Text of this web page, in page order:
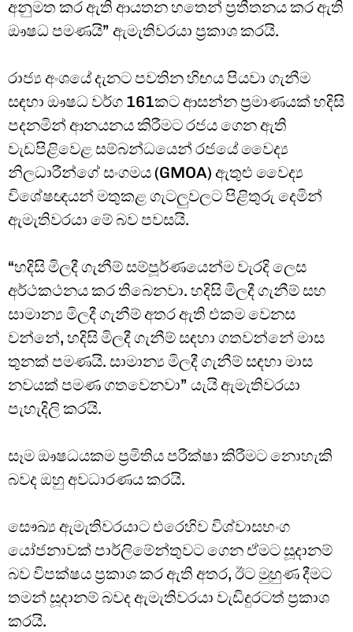
අනුමත කර ඇති ආයතන හතෙන් ප්‍රතීතනය කර ඇති
ඖෂධ පමණයි” ඇමැතිවරයා ප්‍රකාශ කරයි.
රාජ්‍ය අංශයේ දැනට පවතින හිඟය පියවා ගැනීම
සඳහා ඖෂධ වර්ග 161කට ආසන්න ප්‍රමාණයක් හදිසි
පදනමින් ආනයනය කිරීමට රජය ගෙන ඇති
වැඩපිළිවෙළ සම්බන්ධයෙන් රජයේ වෛද්‍ය
නිලධාරීන්ගේ සංගමය (GMOA) ඇතුළු වෛද්‍ය
විශේෂඥයන් මතුකළ ගැටලුවලට පිළිතුරු දෙමින්
ඇමැතිවරයා මේ බව පවසයි.
“හදිසි මිලදී ගැනීම් සම්පූර්ණයෙන්ම වැරදි ලෙස
අර්ථකථනය කර තිබෙනවා. හදිසි මිලදී ගැනීම් සහ
සාමාන්‍ය මිලදී ගැනීම් අතර ඇති එකම වෙනස
වන්නේ, හදිසි මිලදී ගැනීම් සඳහා ගතවන්නේ මාස
තුනක් පමණයි. සාමාන්‍ය මිලදී ගැනීම් සඳහා මාස
නවයක් පමණ ගතවෙනවා” යැයි ඇමැතිවරයා
පැහැදිලි කරයි.
සෑම ඖෂධයකම ප්‍රමිතිය පරීක්ෂා කිරීමට නොහැකි
බවද ඔහු අවධාරණය කරයි.
සෞඛ්‍ය ඇමැතිවරයාට එරෙහිව විශ්වාසභංග
යෝජනාවක් පාර්ලිමේන්තුවට ගෙන ඒමට සූදානම්
බව විපක්ෂය ප්‍රකාශ කර ඇති අතර, ඊට මුහුණ දීමට
තමන් සූදානම් බවද ඇමැතිවරයා වැඩිදුරටත් ප්‍රකාශ
කරයි.